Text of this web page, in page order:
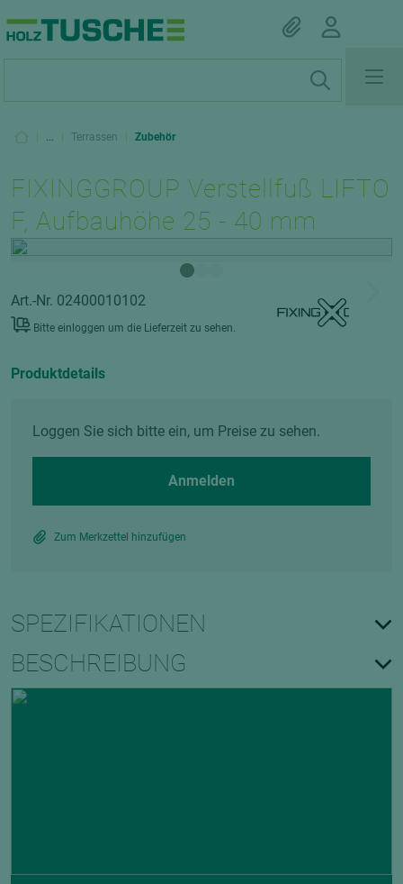
... Terrassen Zubehör
FIXINGGROUP Verstellfuß LIFTO
F, Aufbauhöhe 25 - 40 mm
Art.-Nr. 02400010102
Bitte einloggen um die Lieferzeit zu sehen.
Produktdetails
Loggen Sie sich bitte ein, um Preise zu sehen.
Anmelden
Zum Merkzettel hinzufügen
SPEZIFIKATIONEN
BESCHREIBUNG